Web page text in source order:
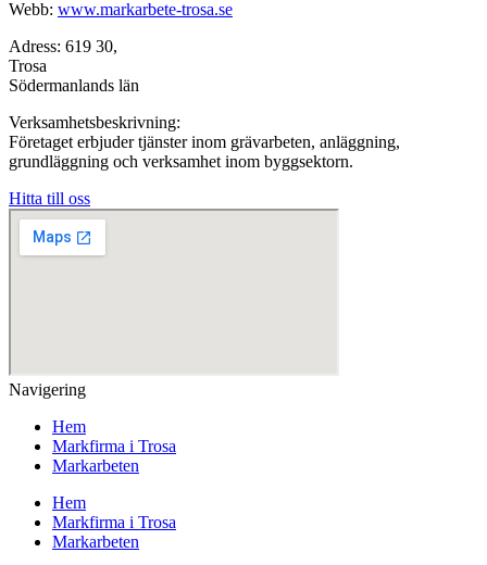
Webb: www.markarbete-trosa.se
Adress: 619 30,
Trosa
Södermanlands län
Verksamhetsbeskrivning:
Företaget erbjuder tjänster inom grävarbeten, anläggning,
grundläggning och verksamhet inom byggsektorn.
Hitta till oss
Navigering
Hem
Markfirma i Trosa
Markarbeten
Hem
Markfirma i Trosa
Markarbeten